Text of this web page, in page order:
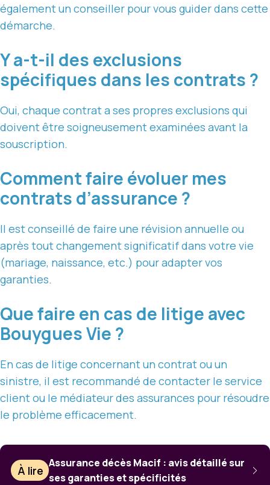
également un conseiller pour vous guider dans cette
démarche.
Y a-t-il des exclusions
spécifiques dans les contrats ?
Oui, chaque contrat a ses propres exclusions qui
doivent être soigneusement examinées avant la
souscription.
Comment faire évoluer mes
contrats d’assurance ?
Il est conseillé de faire une révision annuelle ou
après tout changement significatif dans votre vie
(mariage, naissance, etc.) pour adapter vos
garanties.
Que faire en cas de litige avec
Bouygues Vie ?
En cas de litige concernant un contrat ou un
sinistre, il est recommandé de contacter le service
client ou le médiateur des assurances pour résoudre
le problème efficacement.
À lire
Assurance décès Macif : avis détaillé sur
ses garanties et spécificités